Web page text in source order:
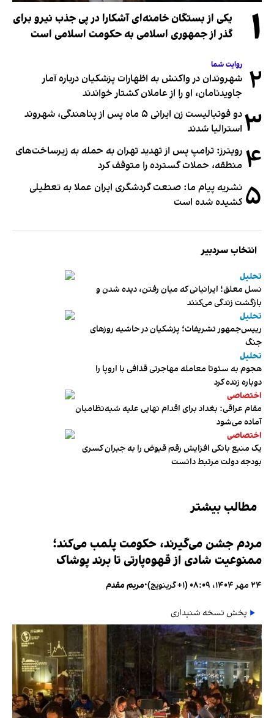
۱
یکی از بستگان خامنه‌ای آشکارا در پی جذب نیرو برای
گذر از جمهوری اسلامی به حکومت اسلامی است
۲ روایت شما
شهروندان در واکنش به اظهارات پزشکیان درباره آمار
جاویدنامان، او را از عاملان کشتار خواندند
۳
دو فوتبالیست زن ایرانی ۵ ماه پس از پناهندگی، شهروند
استرالیا شدند
۴ رویترز: ترامپ پس از تهدید تهران به حمله به زیرساخت‌های
منطقه، حملات گسترده را متوقف کرد
۵ نشریه پیام ما: صنعت گردشگری ایران عملا به تعطیلی
کشیده شده است
انتخاب سردبیر
تحلیل
نسل معلق؛ ایرانیانی که میان رفتن، دیده شدن و
بازگشت زندگی می‌کنند
تحلیل
رییس‌جمهور تشریفات؛ پزشکیان در حاشیه روزهای
جنگ
تحلیل
هجوم به سئوتا معامله مهاجرتی قذافی با اروپا را
دوباره زنده کرد
اختصاصی
مقام عراقی: بغداد برای اقدام نهایی علیه شبه‌نظامیان
آماده می‌شود
اختصاصی
یک منبع بانکی افزایش رقم قبوض را به جبران کسری
بودجه دولت مرتبط دانست
مطالب بیشتر
مردم جشن می‌گیرند، حکومت پلمب می‌کند؛
ممنوعیت شادی از قهوه‌پارتی تا برند پوشاک
۲۴ مهر ۱۴۰۴، ۰۸:۰۹ (‎+۱ گرینویچ) •مریم مقدم
پخش نسخه شنیداری